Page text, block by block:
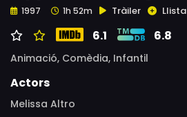
1997 1h 52m Tràiler Llista
6.1 6.8
Animació, Comèdia, Infantil
Actors
Melissa Altro